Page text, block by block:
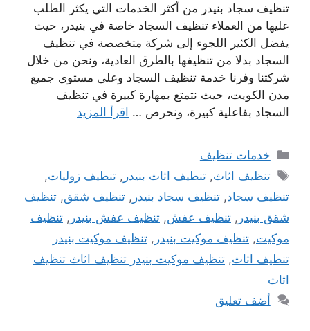
تنظيف سجاد بنيدر من أكثر الخدمات التي يكثر الطلب
عليها من العملاء تنظيف السجاد خاصة في بنيدر، حيث
يفضل الكثير اللجوء إلى شركة متخصصة في تنظيف
السجاد بدلا من تنظيفها بالطرق العادية، ونحن من خلال
شركتنا وفرنا خدمة تنظيف السجاد وعلى مستوى جميع
مدن الكويت، حيث نتمتع بمهارة كبيرة في تنظيف
السجاد بفاعلية كبيرة، ونحرص … اقرأ المزيد
التصنيفات
خدمات تنظيف
الوسوم
تنظيف اثاث,تنظيف اثاث بنيدر ,تنظيف زوليات,
تنظيف سجاد, تنظيف سجاد بنيدر , تنظيف شقق, تنظيف
شقق بنيدر , تنظيف عفش, تنظيف عفش بنيدر , تنظيف
موكيت, تنظيف موكيت بنيدر , تنظيف موكيت بنيدر
تنظيف اثاث, تنظيف موكيت بنيدر تنظيف اثاث تنظيف
اثاث
أضف تعليق